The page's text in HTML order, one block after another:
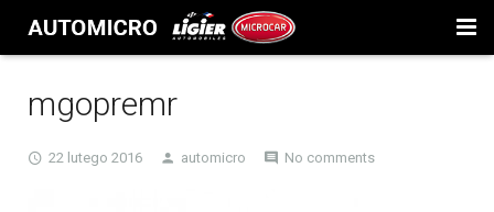
mgopremr
22 lutego 2016 automicro No comments